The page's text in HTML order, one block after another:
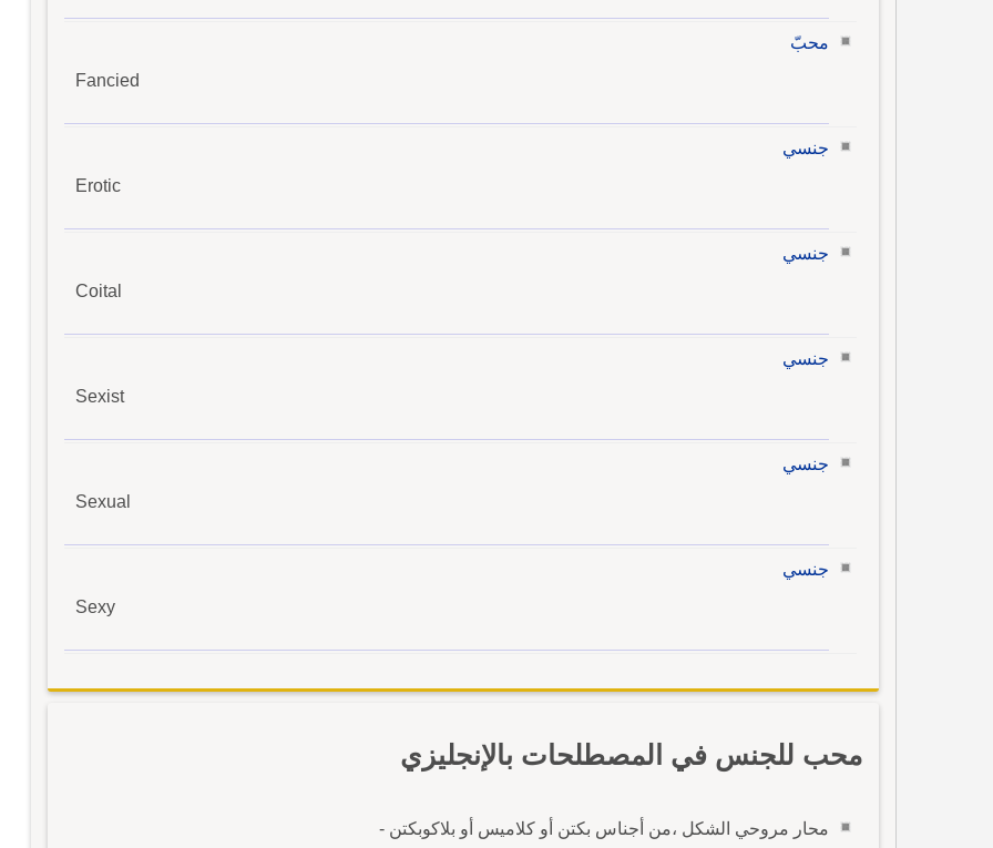
محبّ
Fancied
جنسي
Erotic
جنسي
Coital
جنسي
Sexist
جنسي
Sexual
جنسي
Sexy
محب للجنس في المصطلحات بالإنجليزي
محار مروحي الشكل ،من أجناس بكتن أو كلاميس أو بلاكوبكتن -